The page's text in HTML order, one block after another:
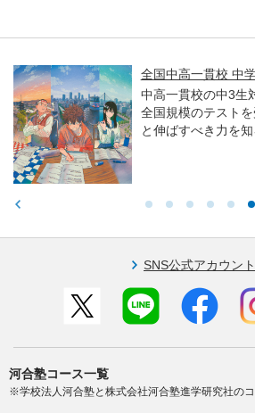
全国中高一貫校 中
中高一貫校の中3生
全国規模のテスト
と伸ばすべき力を知
SNS公式アカウント
河合塾コース一覧
※学校法人河合塾と株式会社河合塾進学研究社のコ